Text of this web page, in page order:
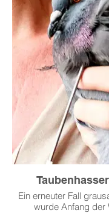
Foto ©
Ein erneuter Fall
wurde Anfang der